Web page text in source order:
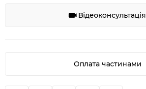
Відеоконсультація
Оплата частинами